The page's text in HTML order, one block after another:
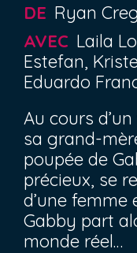
DE Ryan
AVEC Laila
Estefan,
Eduardo
Au cours
sa grand-
poupée de
précieux, se
d’une femme
Gabby part
monde réel…